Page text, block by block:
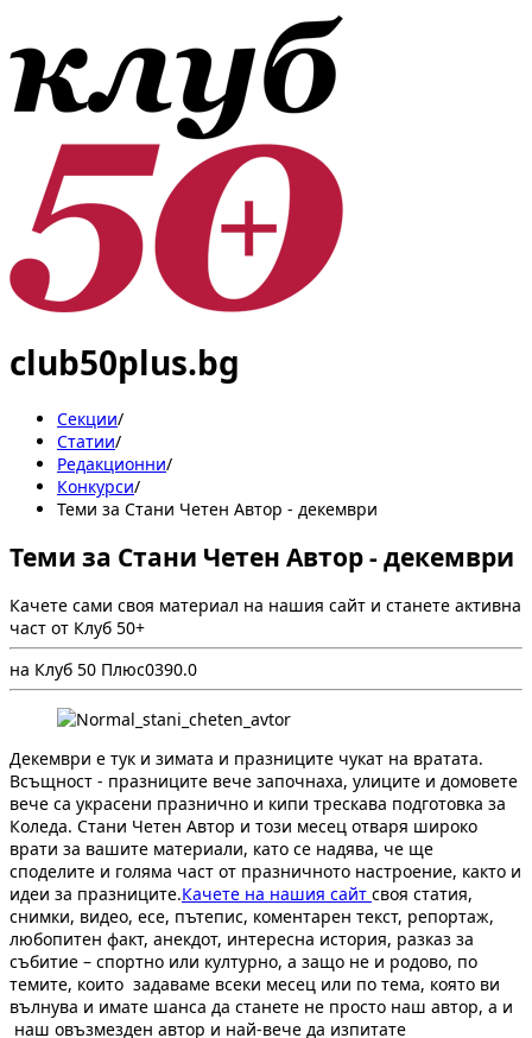
club50plus.bg
Секции/
Статии/
Редакционни/
Конкурси/
Теми за Стани Четен Автор - декември
Теми за Стани Четен Автор - декември
Качете сами своя материал на нашия сайт и станете активна
част от Клуб 50+
на Клуб 50 Плюс0390.0
Декември е тук и зимата и празниците чукат на вратата.
Всъщност - празниците вече започнаха, улиците и домовете
вече са украсени празнично и кипи трескава подготовка за
Коледа. Стани Четен Автор и този месец отваря широко
врати за вашите материали, като се надява, че ще
споделите и голяма част от празничното настроение, както и
идеи за празниците.Качете на нашия сайт своя статия,
снимки, видео, есе, пътепис, коментарен текст, репортаж,
любопитен факт, анекдот, интересна история, разказ за
събитие – спортно или културно, а защо не и родово, по
темите, които задаваме всеки месец или по тема, която ви
вълнува и имате шанса да станете не просто наш автор, а и
наш овъзмезден автор и най-вече да изпитате